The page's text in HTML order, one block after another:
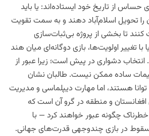
حساس از تاریخ خود ایستاده‌اند: یا باید
را تحویل اسلام‌آباد دهند و به سمت تقویت
تا بخشی از پروژه بی‌ثبات‌سازی
تغییر اولویت‌ها، بازی دوگانه‌ای میان هند
دشواری در پیش است؛ زیرا عبور از
ساده ممکن نیست. طالبان نشان
هستند، اما مهارت دیپلماسی و مدیریت
افغانستان و منطقه در گرو آن است که
چگونه عبور خواهند کرد — با
سقوط در بازی چندوجهی قدرت‌های جهانی.